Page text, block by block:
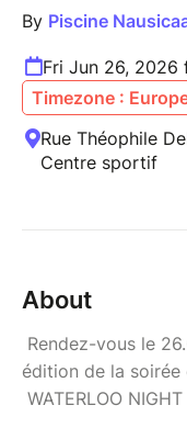
By Piscine
Fri Jun 26, 2026
Timezone :
Rue Théophile
Centre sportif
About
Rendez-vous le
édition de la soirée
WATERLOO NIGHT